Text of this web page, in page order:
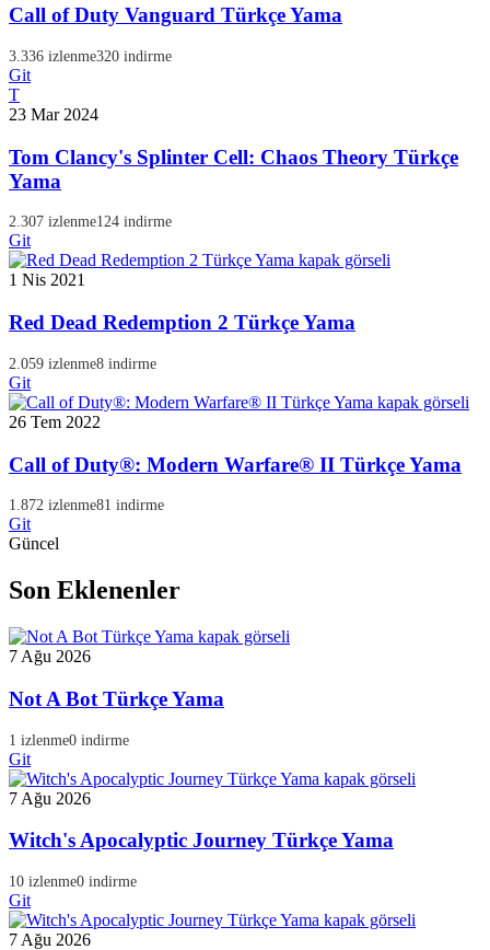
Call of Duty Vanguard Türkçe Yama
3.336 izlenme320 indirme
Git
T
23 Mar 2024
Tom Clancy's Splinter Cell: Chaos Theory Türkçe
Yama
2.307 izlenme124 indirme
Git
1 Nis 2021
Red Dead Redemption 2 Türkçe Yama
2.059 izlenme8 indirme
Git
26 Tem 2022
Call of Duty®: Modern Warfare® II Türkçe Yama
1.872 izlenme81 indirme
Git
Güncel
Son Eklenenler
7 Ağu 2026
Not A Bot Türkçe Yama
1 izlenme0 indirme
Git
7 Ağu 2026
Witch's Apocalyptic Journey Türkçe Yama
10 izlenme0 indirme
Git
7 Ağu 2026